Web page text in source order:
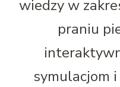
wiedzy w
praniu
symulacjom